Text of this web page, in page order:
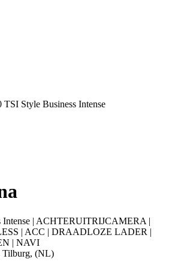
TSI Style Business Intense
Intense | ACHTERUITRIJCAMERA |
| ACC | DRAADLOZE LADER |
| NAVI
Tilburg, (NL)